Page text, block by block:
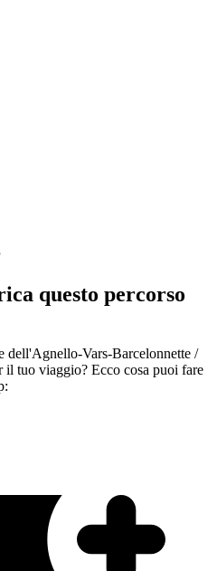
questo percorso
dell'Agnello-Vars-Barcelonnette /
il tuo viaggio? Ecco cosa puoi fare